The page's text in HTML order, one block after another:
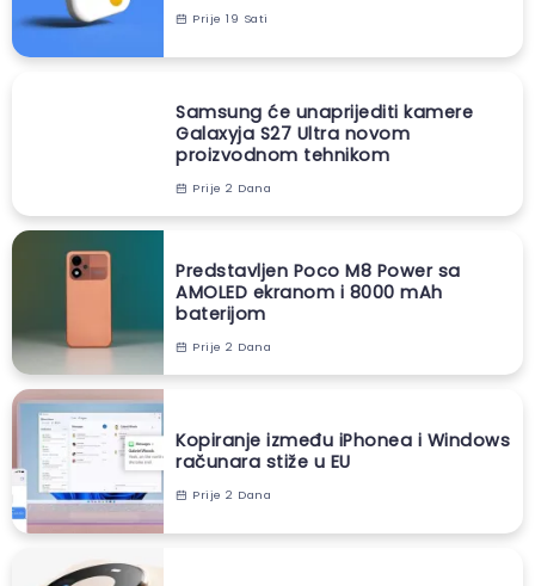
Prije 19 Sati
Samsung će unaprijediti kamere
Galaxyja S27 Ultra novom
proizvodnom tehnikom
Prije 2 Dana
Predstavljen Poco M8 Power sa
AMOLED ekranom i 8000 mAh
baterijom
Prije 2 Dana
Kopiranje između iPhonea i Windows
računara stiže u EU
Prije 2 Dana